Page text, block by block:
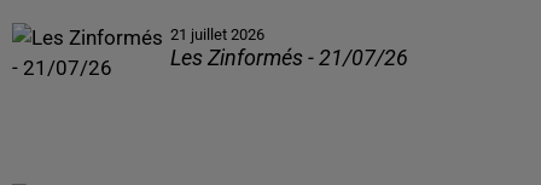
21 juillet 2026
Les Zinformés - 21/07/26